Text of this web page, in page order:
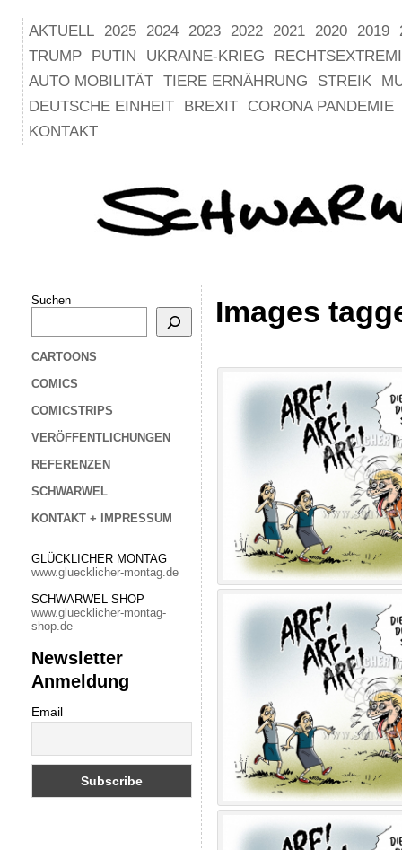
AKTUELL 2025 2024 2023 2022 2021 2020 2019
TRUMP
PUTIN UKRAINE-KRIEG
AUTO MOBILITÄT TIERE ERNÄHRUNG STREIK
DEUTSCHE EINHEIT
BREXIT
CORONA PANDEMIE
KONTAKT
Suchen
CARTOONS
COMICS
COMICSTRIPS
VERÖFFENTLICHUNGEN
REFERENZEN
SCHWARWEL
KONTAKT + IMPRESSUM
GLÜCKLICHER MONTAG
www.gluecklicher-montag.de
SCHWARWEL SHOP
www.gluecklicher-montag-
shop.de
Newsletter
Anmeldung
Email
Images